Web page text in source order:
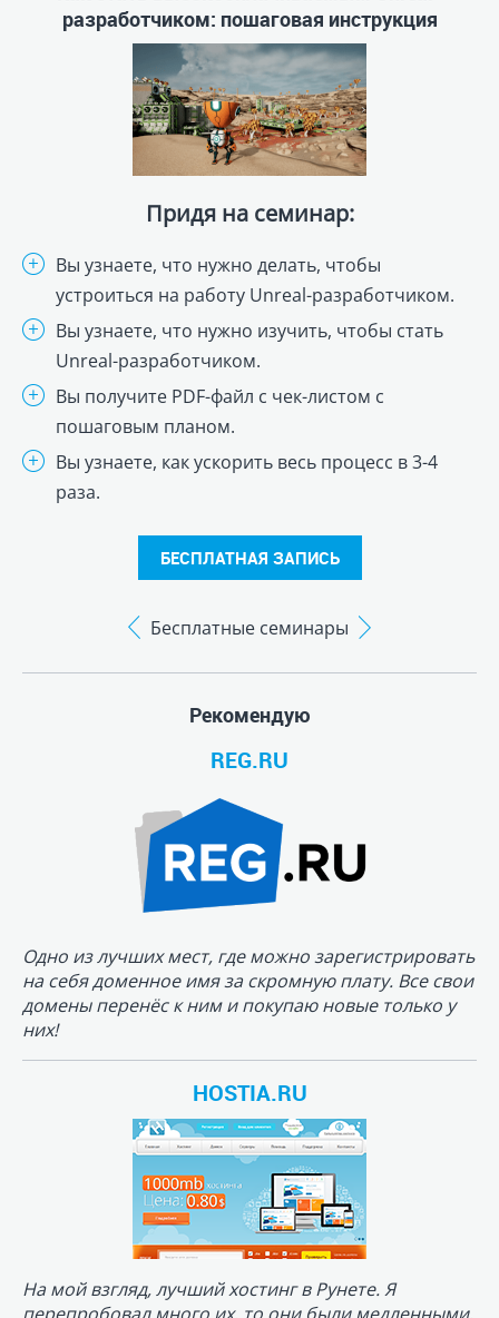
Вы узнаете, что нужно изучить, чтобы стать
Unreal-разработчиком.
Вы получите PDF-файл с чек-листом с
пошаговым планом.
Вы узнаете, как ускорить весь процесс в 3-4
Бесплатные семинары
Рекомендую
REG.RU
Одно из лучших мест, где можно зарегистрировать
HOSTIA.RU
На мой взгляд, лучший хостинг в Рунете. Я
перепробовал много их, то они были медленными,
то отключались часто, то была высокая цена.